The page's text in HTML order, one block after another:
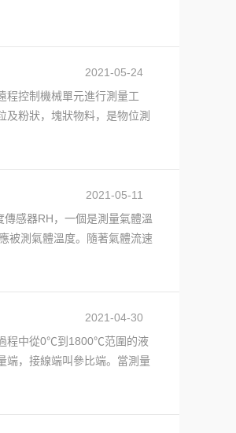
2021-05-24
程控制機械單元進行測量工
粉狀，塊狀物料，是物位測
2021-05-11
感器RH，一個是測量氣體溫
被測氣體溫度。隨著氣體流速
2021-04-30
程中從0℃到1800℃范圍的液
端，接線端叫參比端。當測量